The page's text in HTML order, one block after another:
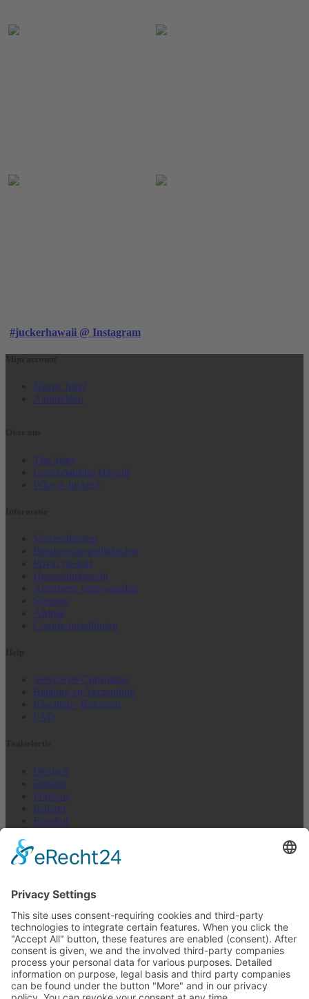
#juckerhawaii @ Instagram
Nieuw hier?
Aanmelden
The Story
Longboarding Hawaii
Who is Jucker?
Verzendkosten
Betalingsmogelijkheden
Privacybeleid
Herroepingsrecht
Algemene voorwaarden
Sitemap
Afdruk
Cookie-instellingen
Service en Consulting
Betaling en Verzending
Klachten / Retouren
FAQ
Deutsch
English
Français
Italiano
Español
US + Canada
I agree to not receive anything*
E-mailadres
Abonneren
Op elk moment uitschrijven >Nieuwsbrief